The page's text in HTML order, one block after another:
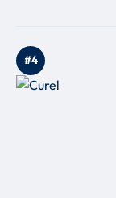
#4